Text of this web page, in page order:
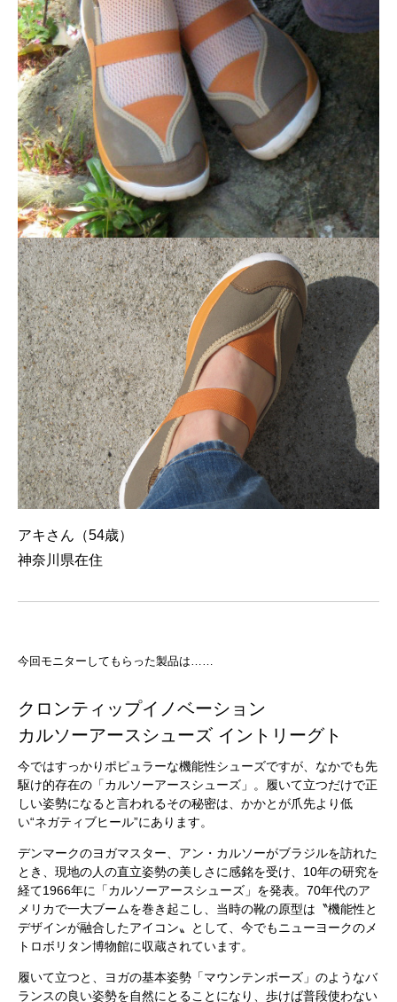
アキさん（54歳）
神奈川県在住
今回モニターしてもらった製品は……
クロンティップイノベーション
カルソーアースシューズ イントリーグト
今ではすっかりポピュラーな機能性シューズですが、なかでも先
駆け的存在の「カルソーアースシューズ」。履いて立つだけで正
しい姿勢になると言われるその秘密は、かかとが爪先より低
い“ネガティブヒール”にあります。
デンマークのヨガマスター、アン・カルソーがブラジルを訪れた
とき、現地の人の直立姿勢の美しさに感銘を受け、10年の研究を
経て1966年に「カルソーアースシューズ」を発表。70年代のア
メリカで一大ブームを巻き起こし、当時の靴の原型は〝機能性と
デザインが融合したアイコン〟として、今でもニューヨークのメ
トロボリタン博物館に収蔵されています。
履いて立つと、ヨガの基本姿勢「マウンテンポーズ」のようなバ
ランスの良い姿勢を自然にとることになり、歩けば普段使わない